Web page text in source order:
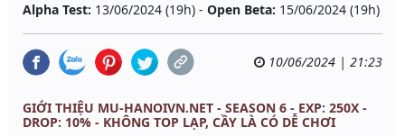
Alpha Test: 13/06/2024 (19h) - Open Beta: 15/06/2024 (19h)
10/06/2024 | 21:23
GIỚI THIỆU MU-HANOIVN.NET - SEASON 6 - EXP: 250X -
DROP: 10% - KHÔNG TOP LẠP, CẦY LÀ CÓ DỄ CHƠI